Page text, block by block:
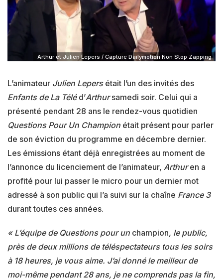
Arthur et Julien Lepers / Capture Dailymotion Non Stop Zapping
L’animateur Julien Lepersétait l’un des invités des
Enfants de La Téléd’Arthursamedi soir. Celui qui a
présenté pendant 28 ans le rendez-vous quotidien
Questions Pour Un Champion était présent pour parler
de son éviction du programme en décembre dernier.
Les émissions étant déjà enregistrées au moment de
l’annonce du licenciement de l’animateur, Arthuren a
profité pour lui passer le micro pour un dernier mot
adressé à son public qui l’a suivi sur la chaîne France 3
durant toutes ces années.
« L’équipe de Ques­tions pour un cham­pion, le public,
près de deux millions de télé­s­pec­­ta­­teurs tous les soirs
à 18 heures, je vous aime. J’ai donné le meilleur de
moi-même pendant 28 ans, je ne comprends pas la fin,